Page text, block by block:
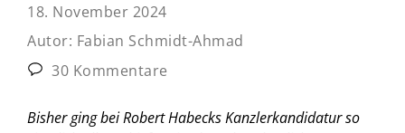
18. November 2024
Autor: Fabian Schmidt-Ahmad
30 Kommentare
Bisher ging bei Robert Habecks Kanzlerkandidatur so